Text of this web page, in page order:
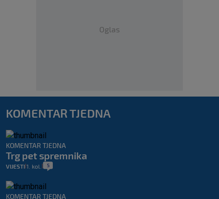
Oglas
KOMENTAR TJEDNA
KOMENTAR TJEDNA
Trg pet spremnika
VIJESTI 1. kol. 5
KOMENTAR TJEDNA